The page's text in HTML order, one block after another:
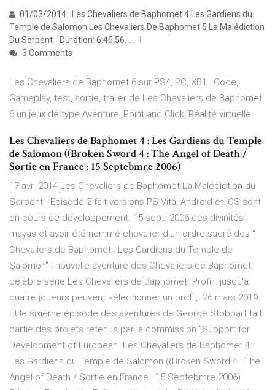
01/03/2014 · Les Chevaliers de Baphomet 4 Les Gardiens du
Temple de Salomon Les Chevaliers De Baphomet 5 La Malédiction
Du Serpent - Duration: 6:45:56. …
3 Comments
Les Chevaliers de Baphomet 6 sur PS4, PC, XB1 : Code,
Gameplay, test, sortie, trailer de Les Chevaliers de Baphomet
6 un jeux de type Aventure, Point and Click, Réalité virtuelle
Les Chevaliers de Baphomet 4 : Les Gardiens du Temple
de Salomon ((Broken Sword 4 : The Angel of Death /
Sortie en France : 15 Septebmre 2006)
17 avr. 2014 Les Chevaliers de Baphomet La Malédiction du
Serpent - Episode 2 fait versions PS Vita, Android et iOS sont
en cours de développement. 15 sept. 2006 des divinités
mayas et avoir été nommé chevalier d'un ordre sacré des "
Chevaliers de Baphomet : Les Gardiens du Temple de
Salomon" ! nouvelle aventure des Chevaliers de Baphomet.
célèbre série Les Chevaliers de Baphomet. Profil : jusqu'à
quatre joueurs peuvent sélectionner un profil,. 26 mars 2019
Et le sixième épisode des aventures de George Stobbart fait
partie des projets retenus par la commission "Support for
Development of European Les Chevaliers de Baphomet 4 :
Les Gardiens du Temple de Salomon ((Broken Sword 4 : The
Angel of Death / Sortie en France : 15 Septebmre 2006)